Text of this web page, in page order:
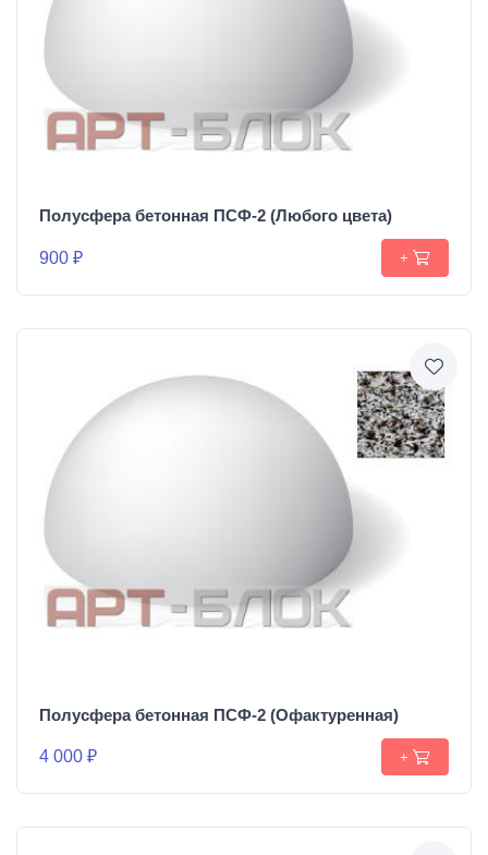
Полусфера бетонная ПСФ-2 (Любого цвета)
900 ₽ +
Полусфера бетонная ПСФ-2 (Офактуренная)
4 000 ₽ +